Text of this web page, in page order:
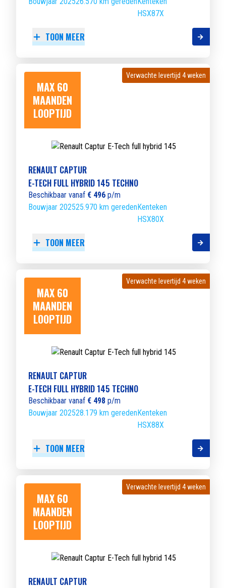
HSX87X
TOON MEER
MAX 60
MAANDEN
LOOPTIJD
Verwachte levertijd 4 weken
Verwachte levertijd 4 weken
RENAULT CAPTUR
E-TECH FULL HYBRID 145 TECHNO
Beschikbaar vanaf € 496 p/m
Bouwjaar 202525.970 km geredenKenteken
HSX80X
TOON MEER
MAX 60
MAANDEN
LOOPTIJD
Verwachte levertijd 4 weken
Verwachte levertijd 4 weken
RENAULT CAPTUR
E-TECH FULL HYBRID 145 TECHNO
Beschikbaar vanaf € 498 p/m
Bouwjaar 202528.179 km geredenKenteken
HSX88X
TOON MEER
MAX 60
MAANDEN
LOOPTIJD
Verwachte levertijd 4 weken
Verwachte levertijd 4 weken
RENAULT CAPTUR